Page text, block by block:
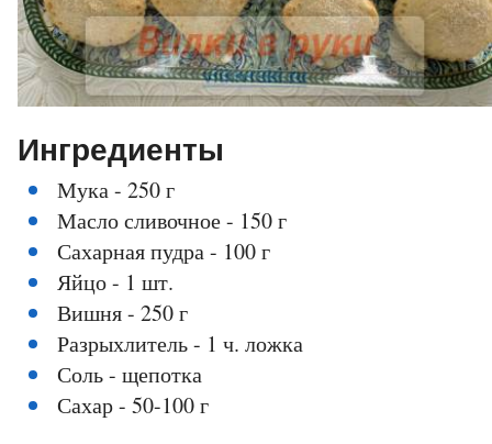
Ингредиенты
Мука - 250 г
Масло сливочное - 150 г
Сахарная пудра - 100 г
Яйцо - 1 шт.
Вишня - 250 г
Разрыхлитель - 1 ч. ложка
Соль - щепотка
Сахар - 50-100 г